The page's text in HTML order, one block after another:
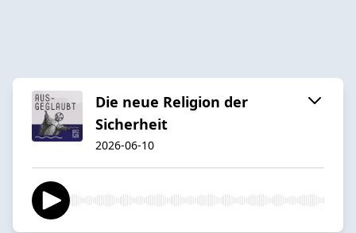
Die neue Religion der
Sicherheit
2026-06-10